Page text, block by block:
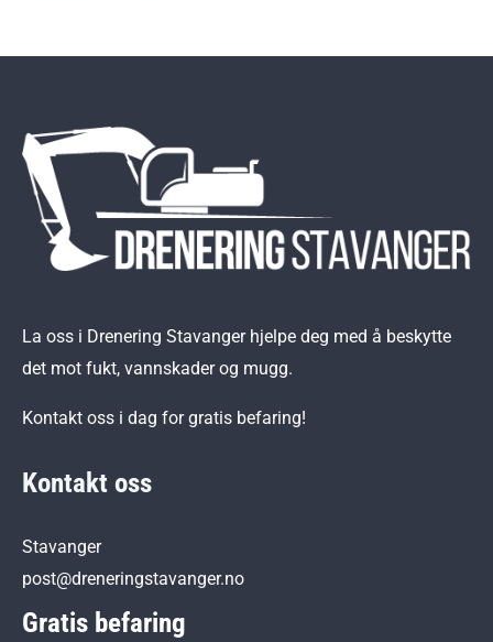
La oss i Drenering Stavanger hjelpe deg med å beskytte
det mot fukt, vannskader og mugg.
Kontakt oss i dag for gratis befaring!
Kontakt oss
Stavanger
post@dreneringstavanger.no
Gratis befaring